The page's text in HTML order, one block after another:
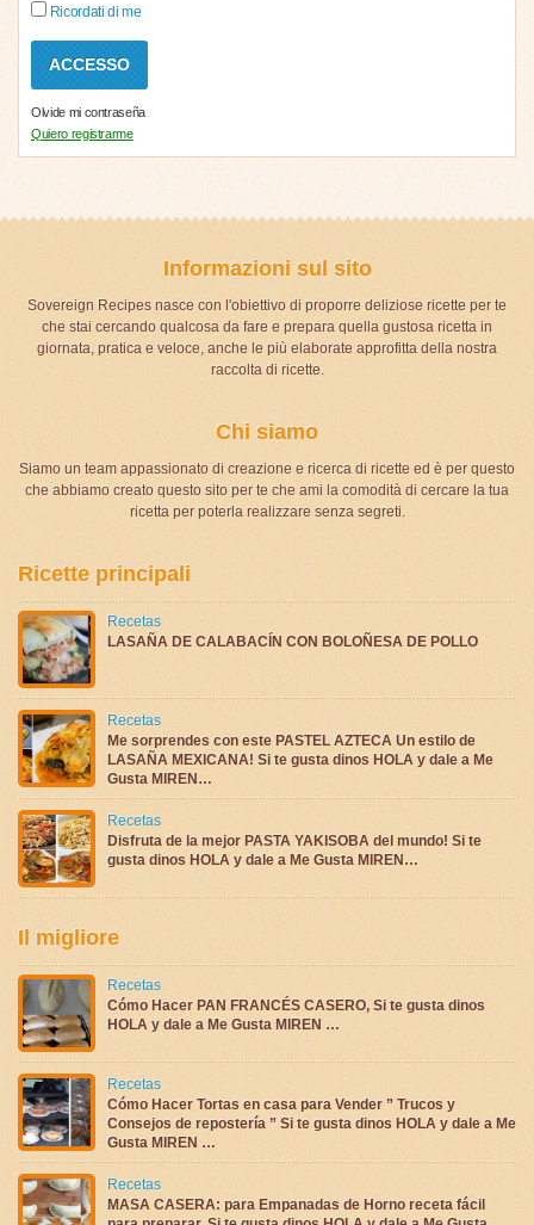
Ricordati di me
Olvide mi contraseña
Quiero registrarme
Informazioni sul sito
Sovereign Recipes nasce con l'obiettivo di proporre deliziose ricette per te
che stai cercando qualcosa da fare e prepara quella gustosa ricetta in
giornata, pratica e veloce, anche le più elaborate approfitta della nostra
raccolta di ricette.
Chi siamo
Siamo un team appassionato di creazione e ricerca di ricette ed è per questo
che abbiamo creato questo sito per te che ami la comodità di cercare la tua
ricetta per poterla realizzare senza segreti.
Ricette principali
Recetas
LASAÑA DE CALABACÍN CON BOLOÑESA DE POLLO
Recetas
Me sorprendes con este PASTEL AZTECA Un estilo de
LASAÑA MEXICANA! Si te gusta dinos HOLA y dale a Me
Gusta MIREN…
Recetas
Disfruta de la mejor PASTA YAKISOBA del mundo! Si te
gusta dinos HOLA y dale a Me Gusta MIREN…
Il migliore
Recetas
Cómo Hacer PAN FRANCÉS CASERO, Si te gusta dinos
HOLA y dale a Me Gusta MIREN …
Recetas
Cómo Hacer Tortas en casa para Vender ” Trucos y
Consejos de repostería ” Si te gusta dinos HOLA y dale a Me
Gusta MIREN …
Recetas
MASA CASERA: para Empanadas de Horno receta fácil